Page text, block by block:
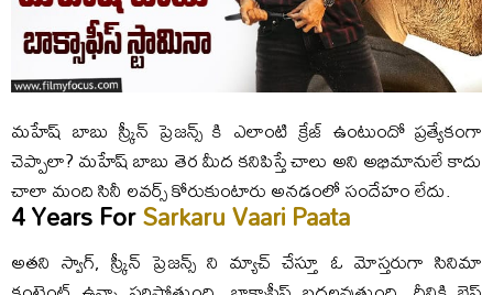
మహేష్ బాబు స్క్రీన్ ప్రెజన్స్ కి ఎలాంటి క్రేజ్ ఉంటుందో ప్రత్యేకంగా
చెప్పాలా? మహేష్ బాబు తెర మీద కనిపిస్తే చాలు అని అభిమానులే కాదు
చాలా మంది సినీ లవర్స్ కోరుకుంటారు అనడంలో సందేహం లేదు.
4 Years ForSarkaru Vaari Paata
అతని స్వాగ్, స్క్రీన్ ప్రెజన్స్ ని మ్యాచ్ చేస్తూ ఓ మోస్తరుగా సినిమా